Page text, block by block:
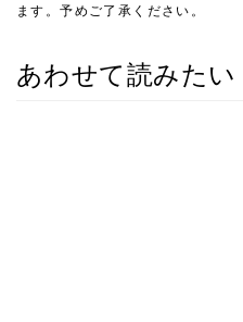
ます。予めご了承ください。
あわせて読みたい